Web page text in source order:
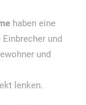
haben eine
und
und
lenken.